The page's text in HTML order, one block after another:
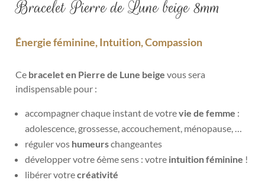
Bracelet Pierre de Lune beige 8mm
Énergie féminine, Intuition, Compassion
Ce bracelet en Pierre de Lune beige vous sera
indispensable pour :
accompagner chaque instant de votrevie de femme :
adolescence, grossesse, accouchement, ménopause, …
réguler vos humeurschangeantes
développer votre 6ème sens : votre intuition féminine !
libérer votrecréativité